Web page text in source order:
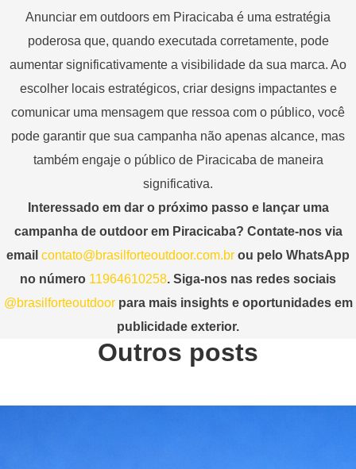
Anunciar em outdoors em Piracicaba é uma estratégia
poderosa que, quando executada corretamente, pode
aumentar significativamente a visibilidade da sua marca. Ao
escolher locais estratégicos, criar designs impactantes e
comunicar uma mensagem que ressoa com o público, você
pode garantir que sua campanha não apenas alcance, mas
também engaje o público de Piracicaba de maneira
significativa.
Interessado em dar o próximo passo e lançar uma
campanha de outdoor em Piracicaba? Contate-nos via
email contato@brasilforteoutdoor.com.br ou pelo WhatsApp
no número 11964610258. Siga-nos nas redes sociais
@brasilforteoutdoorpara mais insights e oportunidades em
publicidade exterior.
Outros posts